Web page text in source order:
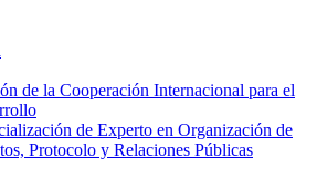
de la Cooperación Internacional para el
de Experto en Organización de
Protocolo y Relaciones Públicas